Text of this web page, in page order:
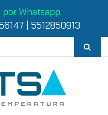
Whatsapp
5512850913